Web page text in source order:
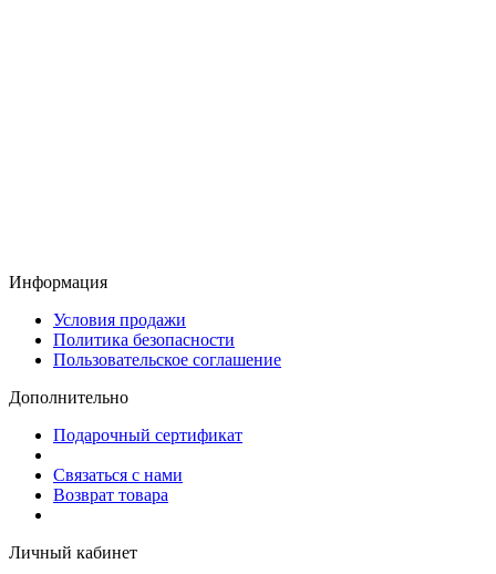
Информация
Условия продажи
Политика безопасности
Пользовательское соглашение
Дополнительно
Подарочный сертификат
Связаться с нами
Возврат товара
Личный кабинет